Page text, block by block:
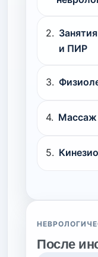
и ПИР
Массаж
После